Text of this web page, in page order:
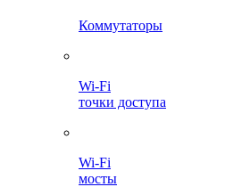
Коммутаторы
Wi-Fi
точки доступа
Wi-Fi
мосты